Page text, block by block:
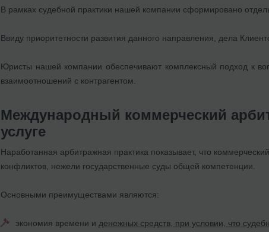
В рамках судебной практики нашей компании сформировано
Ввиду приоритетности развития данного направления, дела
Юристы нашей компании обеспечивают комплексный подход к
взаимоотношений с контрагентом.
Международный коммерческий
услуге
Наработанная арбитражная практика показывает, что
конфликтов, нежели государственные суды общей компетенции.
Основными преимуществами являются:
экономия времени и денежных средств, при условии, что